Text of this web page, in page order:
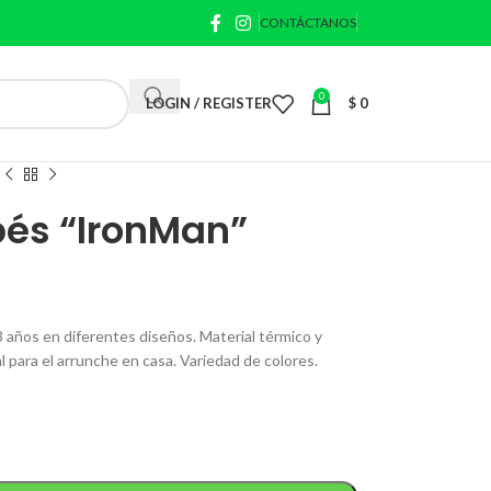
CONTÁCTANOS
LOGIN / REGISTER 0 $ 0
“IronMan”
años en diferentes diseños. Material térmico y
para el arrunche en casa. Variedad de colores.